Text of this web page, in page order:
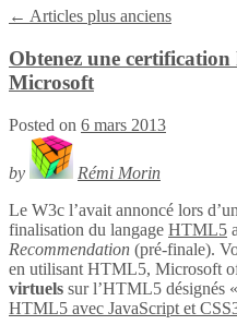
← Articles plus anciens
Obtenez une
Microsoft
Posted on 6 mars 2013
by
Rémi Morin
Le W3c l’avait annoncé lors
finalisation du langage HTML5
Recommendation (pré-finale).
en utilisant HTML5, Microsoft
virtuels sur l’HTML5 désignés «
HTML5 avec JavaScript et